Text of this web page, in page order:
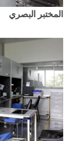
المختبر البصري